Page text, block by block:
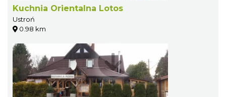
Kuchnia Orientalna Lotos
Ustroń
0.98 km